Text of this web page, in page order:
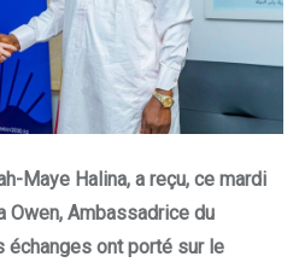
Maye Halina, a reçu, ce mardi
Owen, Ambassadrice du
échanges ont porté sur le